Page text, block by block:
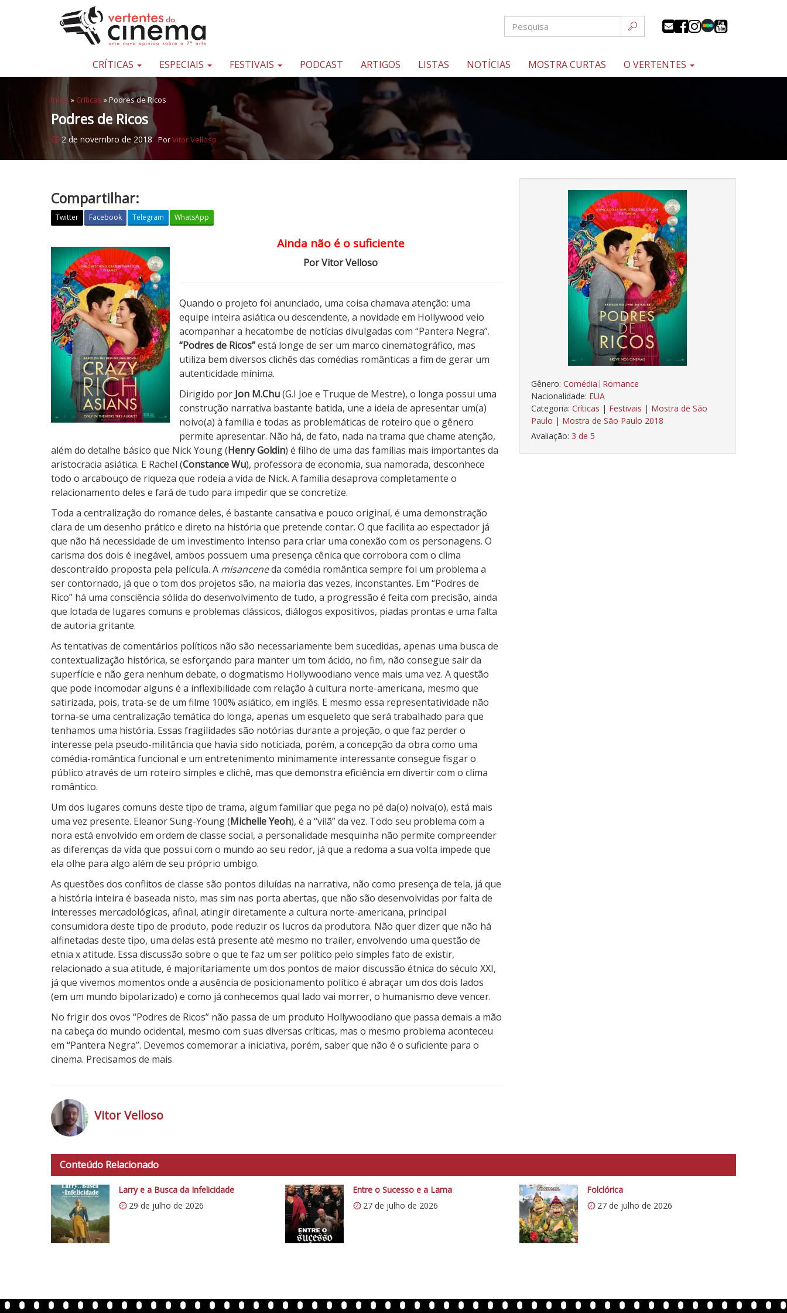
Pular para o conteúdo
Uma
sobre
sétima
arte
CRÍTICAS ESPECIAIS FESTIVAIS PODCAST ARTIGOS LISTAS NOTÍCIAS MOSTRA CURTAS O VERTENTES
Início » Críticas »Podres de Ricos
Podres de Ricos
2 de novembro de 2018 PorVitor Velloso
Gênero: Comédia Romance
Nacionalidade: EUA
Categoria: Críticas | Festivais | Mostra de São
Paulo | Mostra de São Paulo 2018
Avaliação: 3 de 5
Compartilhar:
Twitter Facebook Telegram WhatsApp
P
o
d
r
e
s
d
e
Ainda não é o suficiente
Por Vitor Velloso
Quando o projeto foi anunciado, uma coisa chamava atenção: uma
equipe inteira asiática ou descendente, a novidade em Hollywood veio
acompanhar a hecatombe de notícias divulgadas com “Pantera Negra”.
“Podres de Ricos”está longe de ser um marco cinematográfico, mas
utiliza bem diversos clichês das comédias românticas a fim de gerar um
autenticidade mínima.
Dirigido por Jon M.Chu(G.I Joe e Truque de Mestre), o longa possui uma
construção narrativa bastante batida, une a ideia de apresentar um(a)
noivo(a) à família e todas as problemáticas de roteiro que o gênero
permite apresentar. Não há, de fato, nada na trama que chame atenção,
além do detalhe básico que Nick Young (Henry Goldin) é filho de uma das famílias mais importantes da
aristocracia asiática. E Rachel (Constance Wu), professora de economia, sua namorada, desconhece
todo o arcabouço de riqueza que rodeia a vida de Nick. A família desaprova completamente o
relacionamento deles e fará de tudo para impedir que se concretize.
Toda a centralização do romance deles, é bastante cansativa e pouco original, é uma demonstração
clara de um desenho prático e direto na história que pretende contar. O que facilita ao espectador já
que não há necessidade de um investimento intenso para criar uma conexão com os personagens. O
carisma dos dois é inegável, ambos possuem uma presença cênica que corrobora com o clima
descontraído proposta pela película. A misanceneda comédia romântica sempre foi um problema a
ser contornado, já que o tom dos projetos são, na maioria das vezes, inconstantes. Em “Podres de
Rico” há uma consciência sólida do desenvolvimento de tudo, a progressão é feita com precisão, ainda
que lotada de lugares comuns e problemas clássicos, diálogos expositivos, piadas prontas e uma falta
de autoria gritante.
As tentativas de comentários políticos não são necessariamente bem sucedidas, apenas uma busca de
contextualização histórica, se esforçando para manter um tom ácido, no fim, não consegue sair da
superfície e não gera nenhum debate, o dogmatismo Hollywoodiano vence mais uma vez. A questão
que pode incomodar alguns é a inflexibilidade com relação à cultura norte-americana, mesmo que
satirizada, pois, trata-se de um filme 100% asiático, em inglês. E mesmo essa representatividade não
torna-se uma centralização temática do longa, apenas um esqueleto que será trabalhado para que
tenhamos uma história. Essas fragilidades são notórias durante a projeção, o que faz perder o
interesse pela pseudo-militância que havia sido noticiada, porém, a concepção da obra como uma
comédia-romântica funcional e um entretenimento minimamente interessante consegue fisgar o
público através de um roteiro simples e clichê, mas que demonstra eficiência em divertir com o clima
romântico.
Um dos lugares comuns deste tipo de trama, algum familiar que pega no pé da(o) noiva(o), está mais
uma vez presente. Eleanor Sung-Young (Michelle Yeoh), é a “vilã” da vez. Todo seu problema com a
nora está envolvido em ordem de classe social, a personalidade mesquinha não permite compreender
as diferenças da vida que possui com o mundo ao seu redor, já que a redoma a sua volta impede que
ela olhe para algo além de seu próprio umbigo.
As questões dos conflitos de classe são pontos diluídas na narrativa, não como presença de tela, já que
a história inteira é baseada nisto, mas sim nas porta abertas, que não são desenvolvidas por falta de
interesses mercadológicas, afinal, atingir diretamente a cultura norte-americana, principal
consumidora deste tipo de produto, pode reduzir os lucros da produtora. Não quer dizer que não há
alfinetadas deste tipo, uma delas está presente até mesmo no trailer, envolvendo uma questão de
etnia x atitude. Essa discussão sobre o que te faz um ser político pelo simples fato de existir,
relacionado a sua atitude, é majoritariamente um dos pontos de maior discussão étnica do século XXI,
já que vivemos momentos onde a ausência de posicionamento político é abraçar um dos dois lados
(em um mundo bipolarizado) e como já conhecemos qual lado vai morrer, o humanismo deve vencer.
No frigir dos ovos “Podres de Ricos” não passa de um produto Hollywoodiano que passa demais a mão
na cabeça do mundo ocidental, mesmo com suas diversas críticas, mas o mesmo problema aconteceu
em “Pantera Negra”. Devemos comemorar a iniciativa, porém, saber que não é o suficiente para o
cinema. Precisamos de mais.
o
t
C
í
t
i
t
p
s
:
/
/
w
Vitor Velloso
Conteúdo Relacionado
Larry e a Busca da Infelicidade
29 de julho de 2026
Entre o Sucesso e a Lama
27 de julho de 2026
Folclórica
27 de julho de 2026